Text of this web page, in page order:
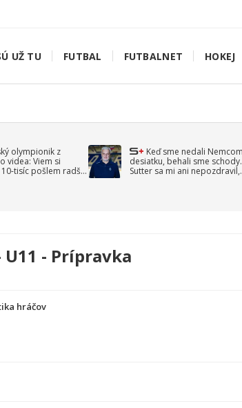
UŽ TU FUTBAL FUTBALNET HOKEJ
olympionik z
videa: Viem si
tisíc pošlem radšej
Keď sme nedali Nemcom
desiatku, behali sme schody.
Sutter sa mi ani nepozdravil,
U11 - Prípravka
hráčov